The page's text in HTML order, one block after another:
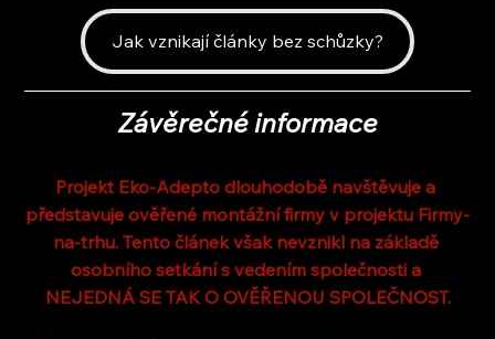
Jak vznikají články bez schůzky?
Závěrečné informace
Projekt Eko-Adepto dlouhodobě navštěvuje a
představuje ověřené montážní firmy v projektu Firmy-
na-trhu. Tento článek však nevznikl na základě
osobního setkání s vedením společnosti a
NEJEDNÁ SE TAK O OVĚŘENOU SPOLEČNOST.